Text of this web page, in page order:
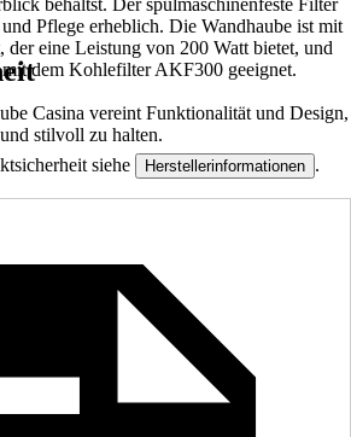
behältst. Der spülmaschinenfeste Filter
Pflege erheblich. Die Wandhaube ist mit
der eine Leistung von 200 Watt bietet, und
dem Kohlefilter AKF300 geeignet.
Casina vereint Funktionalität und Design,
stilvoll zu halten.
siehe Herstellerinformationen .